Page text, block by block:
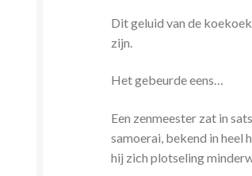
Dit geluid van de
zijn.
Het gebeurde eens…
Een zenmeester zat in
samoerai, bekend in heel
hij zich plotseling